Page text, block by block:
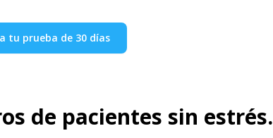
tu prueba de 30 días
de pacientes sin estrés.